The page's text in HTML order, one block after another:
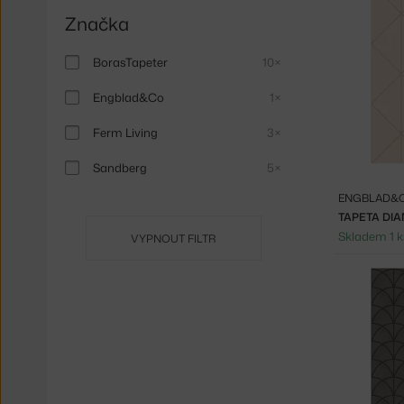
Značka
BorasTapeter 10×
Engblad&Co 1×
Ferm Living 3×
Sandberg 5×
VYPNOUT FILTR
TAPETA
Skladem 1